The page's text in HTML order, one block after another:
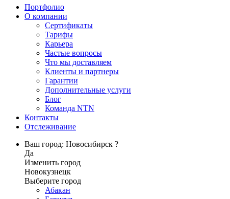
Портфолио
О компании
Сертификаты
Тарифы
Карьера
Частые вопросы
Что мы доставляем
Клиенты и партнеры
Гарантии
Дополнительные услуги
Блог
Команда NTN
Контакты
Отслеживание
Ваш город: Новосибирск ?
Да
Изменить город
Новокузнецк
Выберите город
Абакан